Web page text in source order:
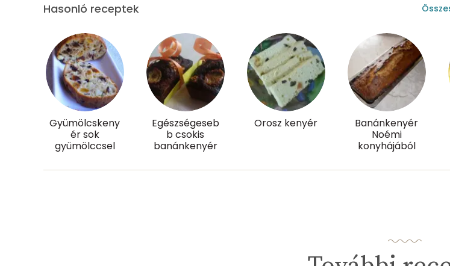
Szénhidrát
Összesen
Cukor
Élelmi rost
Hasonló receptek
Gyümölcskeny
ér sok
gyümölccsel
Egészségeseb
b csokis
banánkenyér
Orosz kenyér
Banánkenyér
Noémi
konyhájából